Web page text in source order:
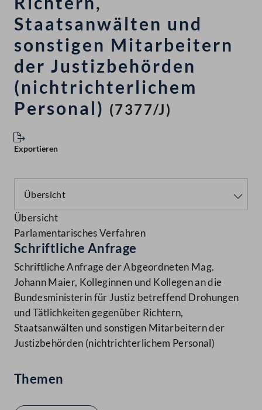
Staatsanwälten und
sonstigen Mitarbeitern
der Justizbehörden
(nichtrichterlichem
Personal) (7377/J)
Exportieren
Übersicht
Parlamentarisches Verfahren
Schriftliche Anfrage
Schriftliche Anfrage der Abgeordneten Mag.
Johann Maier, Kolleginnen und Kollegen an die
Bundesministerin für Justiz betreffend Drohungen
und Tätlichkeiten gegenüber Richtern,
Staatsanwälten und sonstigen Mitarbeitern der
Justizbehörden (nichtrichterlichem Personal)
Themen